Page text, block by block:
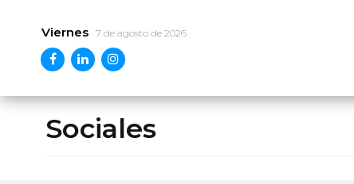
Viernes 7 de agosto de 2026
Sociales